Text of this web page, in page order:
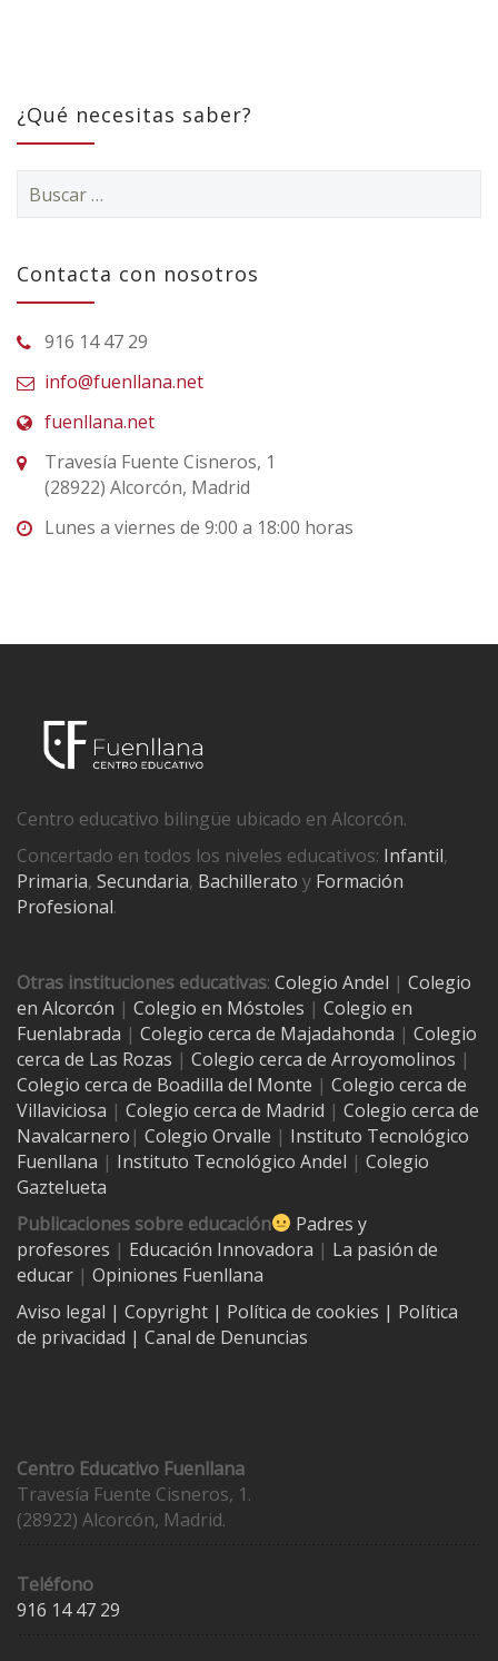
¿Qué necesitas saber?
Contacta con nosotros
916 14 47 29
info@fuenllana.net
fuenllana.net
Travesía Fuente Cisneros, 1
(28922) Alcorcón, Madrid
Lunes a viernes de 9:00 a 18:00 horas
Centro educativo bilingüe ubicado en Alcorcón.
Concertado en todos los niveles educativos: Infantil,
Primaria, Secundaria, Bachillerato y Formación
Profesional.
Otras instituciones educativas: Colegio Andel | Colegio
en Alcorcón | Colegio en Móstoles | Colegio en
Fuenlabrada | Colegio cerca de Majadahonda | Colegio
cerca de Las Rozas | Colegio cerca de Arroyomolinos |
Colegio cerca de Boadilla del Monte | Colegio cerca de
Villaviciosa | Colegio cerca de Madrid | Colegio cerca de
Navalcarnero | Colegio Orvalle | Instituto Tecnológico
Fuenllana | Instituto Tecnológico Andel | Colegio
Gaztelueta
Publicaciones sobre educación
Padres y
profesores | Educación Innovadora | La pasión de
educar | Opiniones Fuenllana
Aviso legal | Copyright | Política de cookies | Política
de privacidad | Canal de Denuncias
Centro Educativo Fuenllana
Travesía Fuente Cisneros, 1.
(28922) Alcorcón, Madrid.
Teléfono
916 14 47 29